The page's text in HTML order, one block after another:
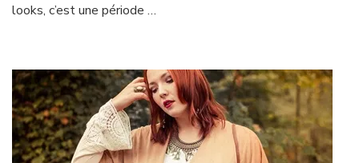
looks, c’est une période …